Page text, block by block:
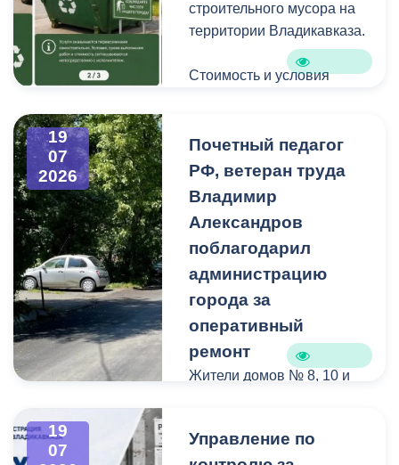
строительного мусора на
территории Владикавказа.
Стоимость и условия
19
07
2026
Почетный педагог
РФ, ветеран труда
Владимир
Александров
поблагодарил
администрацию
города за
оперативный
ремонт
Жители домов № 8, 10 и
администрацию
19
07
Управление по